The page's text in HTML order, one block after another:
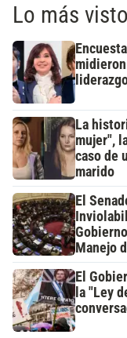
Lo más
La
mujer",
caso de
marido
El
Manejo
El
la "Ley